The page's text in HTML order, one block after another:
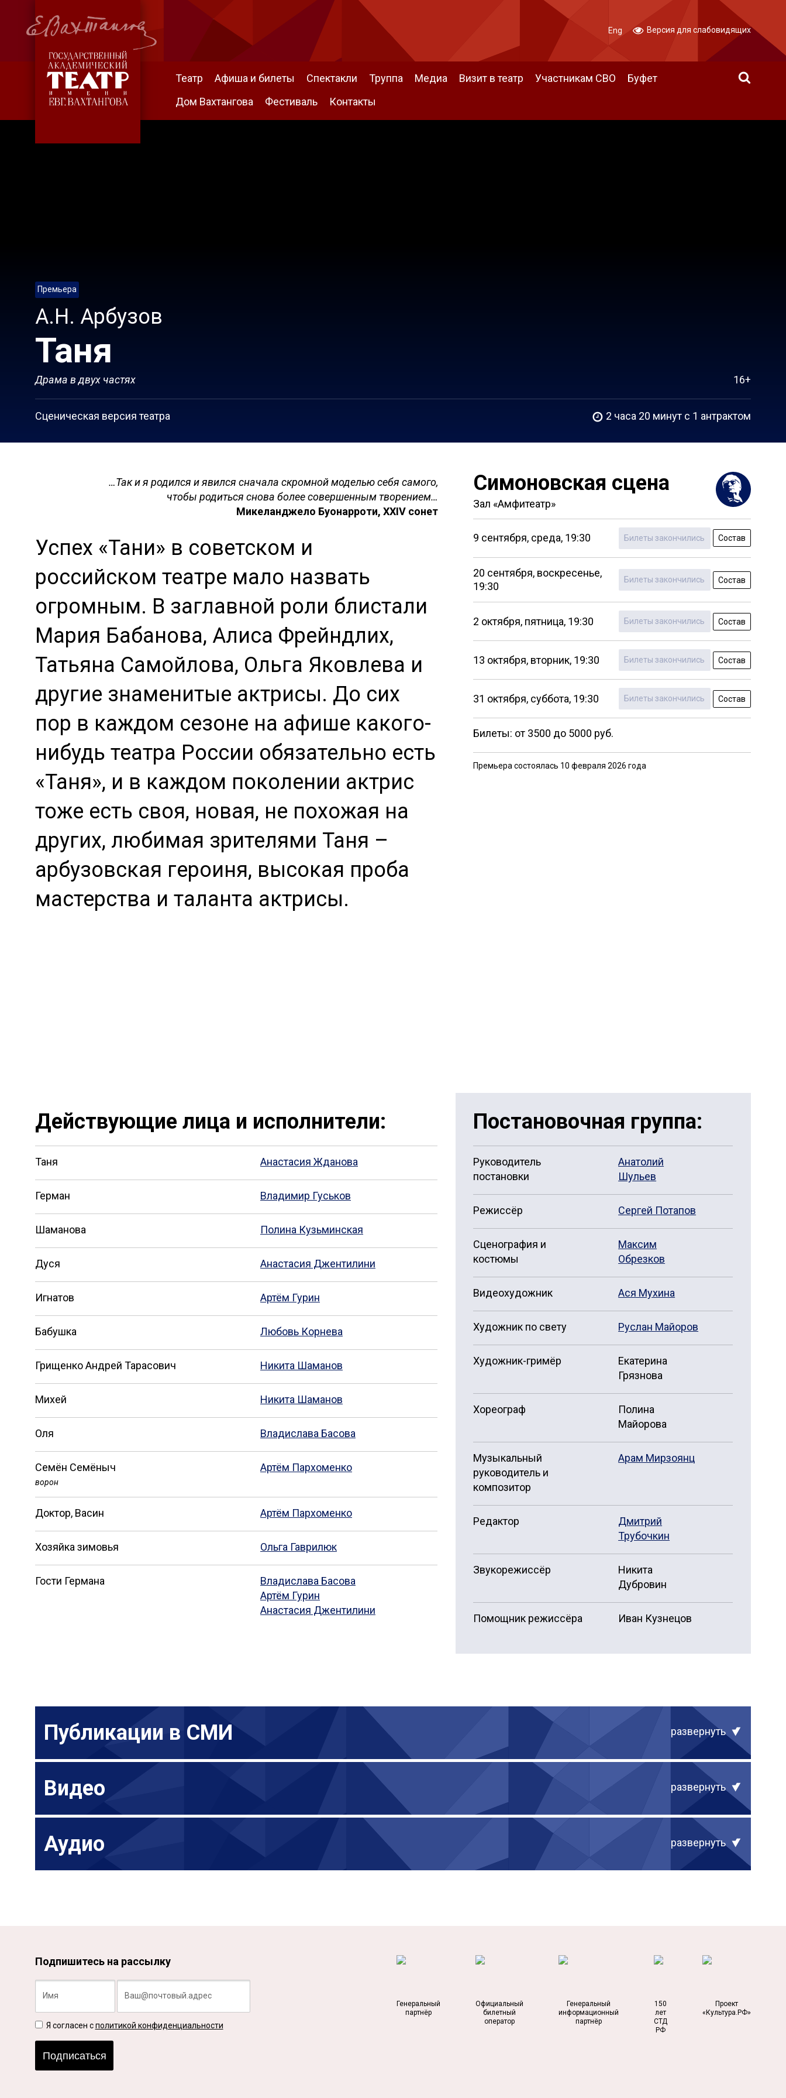
Театр Афиша и билеты Спектакли Труппа Медиа Визит в театр Участникам СВО
Буфет
Дом Вахтангова
Фестиваль Контакты
Eng Версия для слабовидящих
Премьера
А.Н. Арбузов
Таня
Драма в двух частях 16+
Сценическая версия театра 2 часа 20 минут c 1 антрактом
…Так и я родился и явился сначала скромной моделью себя самого,
чтобы родиться снова более совершенным творением…
Микеланджело Буонарроти, XXIV сонет
Успех «Тани» в советском и
российском театре мало назвать
огромным. В заглавной роли блистали
Мария Бабанова, Алиса Фрейндлих,
Татьяна Самойлова, Ольга Яковлева и
другие знаменитые актрисы. До сих
пор в каждом сезоне на афише какого-
нибудь театра России обязательно есть
«Таня», и в каждом поколении актрис
тоже есть своя, новая, не похожая на
других, любимая зрителями Таня –
арбузовская героиня, высокая проба
мастерства и таланта актрисы.
Симоновская сцена
Зал «Амфитеатр»
9 сентября, среда, 19:30 Билеты закончились Состав
20 сентября, воскресенье,
19:30
Билеты закончились Состав
2 октября, пятница, 19:30 Билеты закончились Состав
13 октября, вторник, 19:30 Билеты закончились Состав
31 октября, суббота, 19:30 Билеты закончились Состав
Билеты: от 3500 до 5000 руб.
Премьера состоялась 10 февраля 2026 года
Действующие лица и исполнители:
Таня Анастасия Жданова
Герман Владимир Гуськов
Шаманова Полина Кузьминская
Дуся Анастасия Джентилини
Игнатов Артём Гурин
Бабушка Любовь Корнева
Грищенко Андрей Тарасович Никита Шаманов
Михей Никита Шаманов
Оля Владислава Басова
Семён Семёныч
ворон
Артём Пархоменко
Доктор, Васин Артём Пархоменко
Хозяйка зимовья Ольга Гаврилюк
Гости Германа
Владислава Басова
Артём Гурин
Анастасия Джентилини
Постановочная группа:
Руководитель
постановки
Анатолий
Шульев
Режиссёр Сергей Потапов
Сценография и
костюмы
Максим
Обрезков
Видеохудожник Ася Мухина
Художник по свету Руслан Майоров
Художник-гримёр
Екатерина
Грязнова
Хореограф
Полина
Майорова
Музыкальный
руководитель и
композитор
Арам Мирзоянц
Редактор
Дмитрий
Трубочкин
Звукорежиссёр
Никита
Дубровин
Помощник режиссёра Иван Кузнецов
Публикации в СМИ развернуть
Видео развернуть
Аудио развернуть
Подпишитесь на рассылку
Я согласен сполитикой конфиденциальности
Подписаться
Генеральный
партнёр
Официальный
билетный
оператор
Генеральный
информационный
партнёр
150
лет
СТД
РФ
Проект
«Культура.РФ»